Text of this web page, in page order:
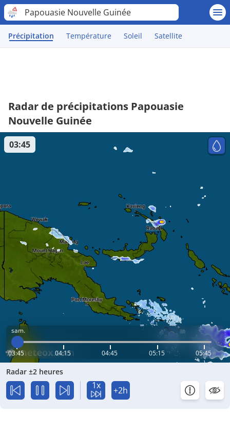
Papouasie Nouvelle Guinée
Précipitation Température Soleil Satellite
Radar de précipitations Papouasie
Nouvelle Guinée
sam.
03:45 04:15 04:45 05:15 05:45
03:45
Radar ±2 heures
1x +2h